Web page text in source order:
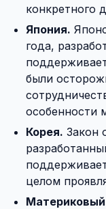
конкретного
Япония.
года,
были
особенности
Корея. Закон
целом